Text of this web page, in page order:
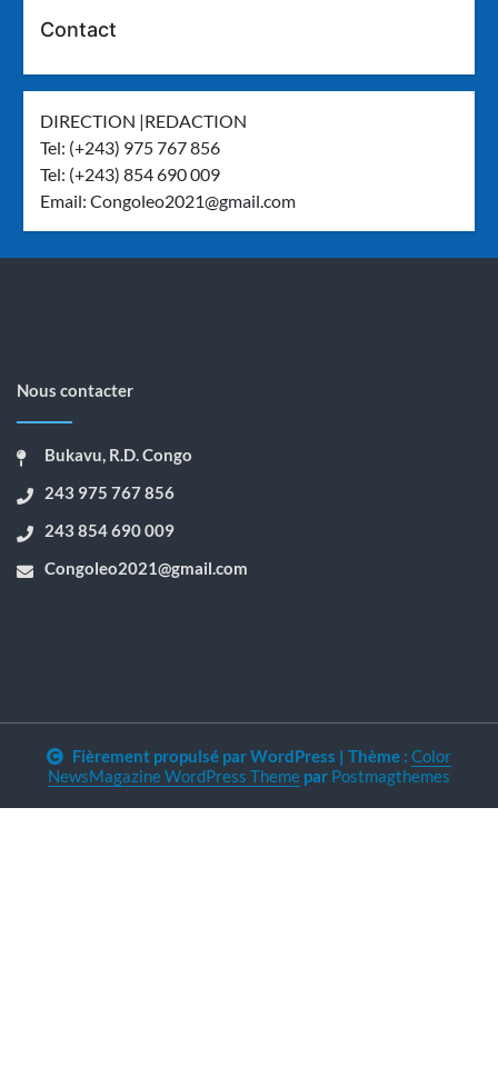
Contact
DIRECTION |REDACTION
Tel: (+243) 975 767 856
Tel: (+243) 854 690 009
Email:Congoleo2021@gmail.com
Nous contacter
Bukavu, R.D. Congo
243 975 767 856
243 854 690 009
Congoleo2021@gmail.com
Fièrement propulsé par WordPress | Thème : Color
NewsMagazine WordPress Theme par Postmagthemes